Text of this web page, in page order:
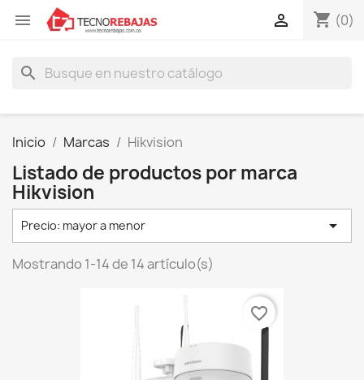
 shopping_cart (0)

search
Inicio Marcas Hikvision
Listado de productos por marca
Hikvision
Precio: mayor a menor 
Mostrando 1-14 de 14 artículo(s)
favorite_border